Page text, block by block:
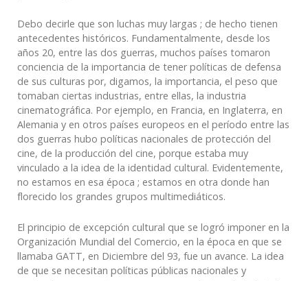
Debo decirle que son luchas muy largas ; de hecho tienen
antecedentes históricos. Fundamentalmente, desde los
años 20, entre las dos guerras, muchos países tomaron
conciencia de la importancia de tener políticas de defensa
de sus culturas por, digamos, la importancia, el peso que
tomaban ciertas industrias, entre ellas, la industria
cinematográfica. Por ejemplo, en Francia, en Inglaterra, en
Alemania y en otros países europeos en el período entre las
dos guerras hubo políticas nacionales de protección del
cine, de la producción del cine, porque estaba muy
vinculado a la idea de la identidad cultural. Evidentemente,
no estamos en esa época ; estamos en otra donde han
florecido los grandes grupos multimediáticos.
El principio de excepción cultural que se logró imponer en la
Organización Mundial del Comercio, en la época en que se
llamaba GATT, en Diciembre del 93, fue un avance. La idea
de que se necesitan políticas públicas nacionales y